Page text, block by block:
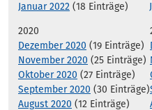
Januar 2022 (18 Einträge)
2020
Dezember 2020 (19 Einträge)
November 2020 (25 Einträge)
Oktober 2020 (27 Einträge)
September 2020 (30 Einträge)
August 2020 (12 Einträge)